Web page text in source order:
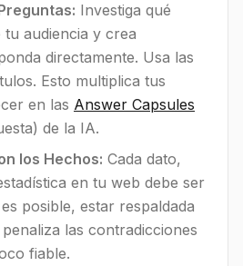
Investiga qué
audiencia y crea
directamente. Usa las
Esto multiplica tus
en las Answer Capsules
de la IA.
los Hechos: Cada dato,
en tu web debe ser
posible, estar respaldada
las contradicciones
fiable.